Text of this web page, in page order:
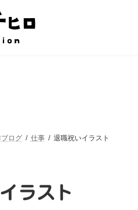
ログ 仕事 退職祝いイラスト
ラスト